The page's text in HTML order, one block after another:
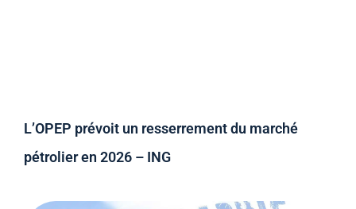
L’OPEP prévoit un resserrement du marché
pétrolier en 2026 – ING